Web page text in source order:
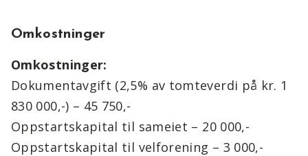
Omkostninger
Omkostninger:
Dokumentavgift (2,5% av tomteverdi på kr. 1
830 000,-) – 45 750,-
Oppstartskapital til sameiet – 20 000,-
Oppstartskapital til velforening – 3 000,-